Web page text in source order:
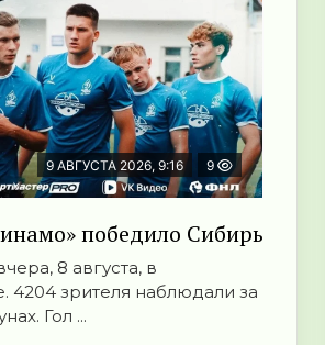
9 АВГУСТА 2026, 9:16 9
победило Сибирь
8 августа, в
4204 зрителя наблюдали за
Гол ...